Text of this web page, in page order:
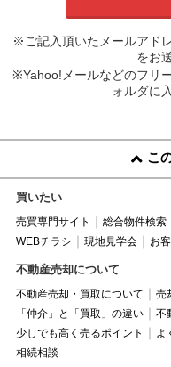
※ご記入頂いたメールアド
をお
※Yahoo!メールなどのフリ
ォルダに
こ
買いたい
売買専門サイト 総合物件検索
WEBチラシ
現地見学会 お
不動産売却について
不動産売却・買取について 売
「仲介」と「買取」の違い
不
少しでも高く売るポイント
よ
相続相談